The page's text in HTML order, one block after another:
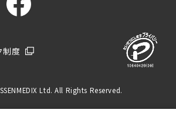
制度
Ltd. All Rights Reserved.